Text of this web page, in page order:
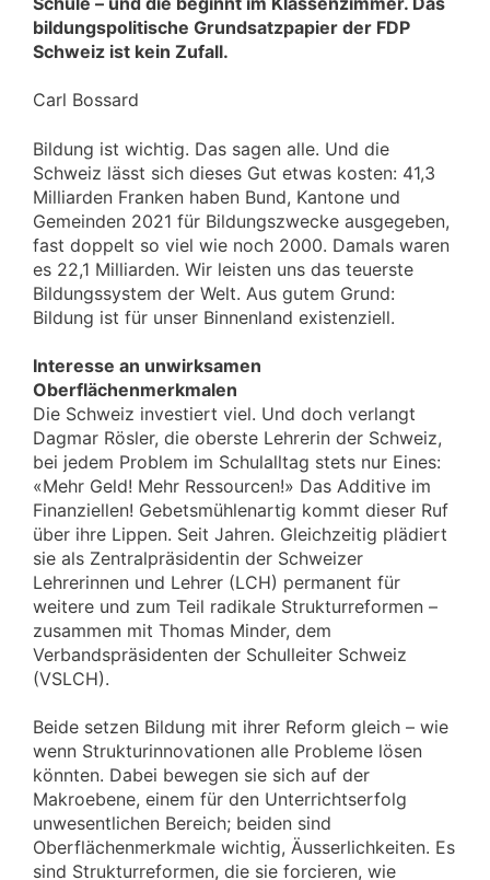
bildungspolitische Grundsatzpapier der FDP
Schweiz ist kein Zufall.
Carl Bossard
Bildung ist wichtig. Das sagen alle. Und die
Schweiz lässt sich dieses Gut etwas kosten: 41,3
Milliarden Franken haben Bund, Kantone und
Gemeinden 2021 für Bildungszwecke ausgegeben,
fast doppelt so viel wie noch 2000. Damals waren
es 22,1 Milliarden. Wir leisten uns das teuerste
Bildungssystem der Welt. Aus gutem Grund:
Bildung ist für unser Binnenland existenziell.
Interesse an unwirksamen
Oberflächenmerkmalen
Die Schweiz investiert viel. Und doch verlangt
Dagmar Rösler, die oberste Lehrerin der Schweiz,
bei jedem Problem im Schulalltag stets nur Eines:
«Mehr Geld! Mehr Ressourcen!» Das Additive im
Finanziellen! Gebetsmühlenartig kommt dieser Ruf
über ihre Lippen. Seit Jahren. Gleichzeitig plädiert
sie als Zentralpräsidentin der Schweizer
Lehrerinnen und Lehrer (LCH) permanent für
weitere und zum Teil radikale Strukturreformen –
zusammen mit Thomas Minder, dem
Verbandspräsidenten der Schulleiter Schweiz
(VSLCH).
Beide setzen Bildung mit ihrer Reform gleich – wie
wenn Strukturinnovationen alle Probleme lösen
könnten. Dabei bewegen sie sich auf der
Makroebene, einem für den Unterrichtserfolg
unwesentlichen Bereich; beiden sind
Oberflächenmerkmale wichtig, Äusserlichkeiten. Es
sind Strukturreformen, die sie forcieren, wie